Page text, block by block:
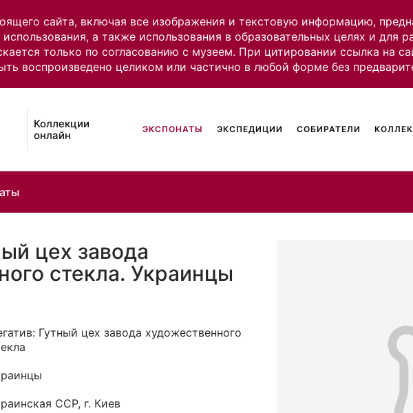
сайта, включая все изображения и текстовую информацию,
а также использования в образовательных целях и для
только по согласованию с музеем. При цитировании ссылка на
воспроизведено целиком или частично в любой форме без
Коллекции
онлайн
ЭКСПОНАТЫ ЭКСПЕДИЦИИ СОБИРАТЕЛИ
цех завода
стекла. Украинцы
Гутный цех завода художественного
ССР, г. Киев